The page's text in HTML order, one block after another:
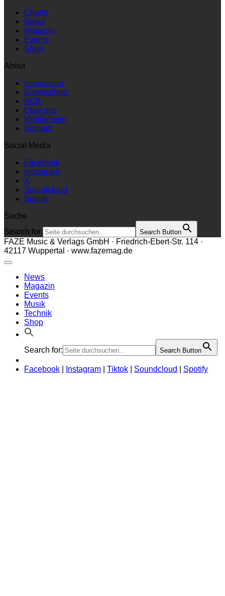
Charts
News
Magazin
Events
Shop
About
Impressum
Datenschutz
AGB
Über uns
Mediadaten
Kontakt
Social Media
Facebook
Instagram
X
Soundcloud
Spotify
Suche
Search for:
Search Button
FAZE Music & Verlags GmbH · Friedrich-Ebert-Str. 114 ·
42117 Wuppertal · www.fazemag.de
News
Magazin
Events
Musik
Technik
Shop
Search for: Search Button
Facebook Instagram Tiktok Soundcloud Spotify